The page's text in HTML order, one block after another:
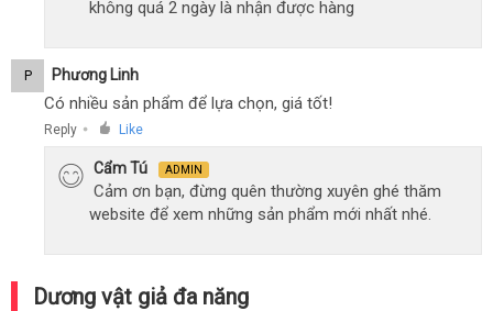
không quá 2 ngày là nhận được hàng
P Phương Linh
Có nhiều sản phẩm để lựa chọn, giá tốt!
Reply ● Like
Cẩm Tú ADMIN
Cảm ơn bạn, đừng quên thường xuyên ghé thăm
website để xem những sản phẩm mới nhất nhé.
Dương vật giả đa năng